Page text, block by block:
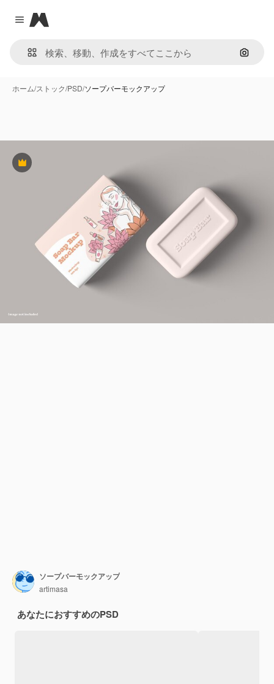
Close menu
Magnific
画像で
ホーム/ストック/PSD/ソープバーモックアップ
Premium
ソープバーモックアップ
artimasa
あなたにおすすめのPSD